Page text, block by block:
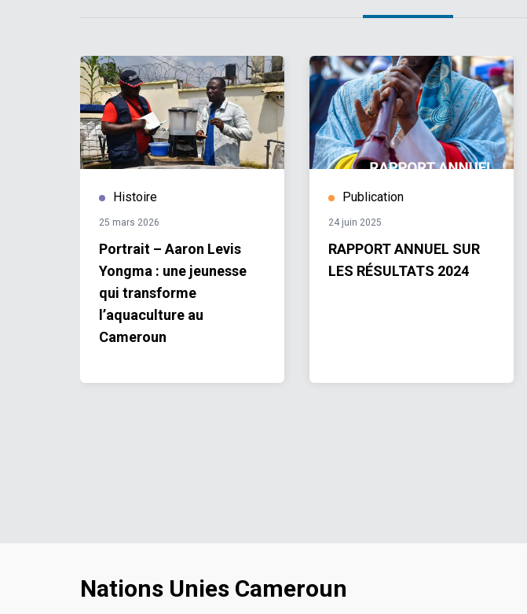
Histoire
25 mars 2026
Portrait – Aaron Levis
Yongma : une jeunesse
qui transforme
l’aquaculture au
Cameroun
Publication
24 juin 2025
RAPPORT ANNUEL SUR
LES RÉSULTATS 2024
Nations Unies Cameroun